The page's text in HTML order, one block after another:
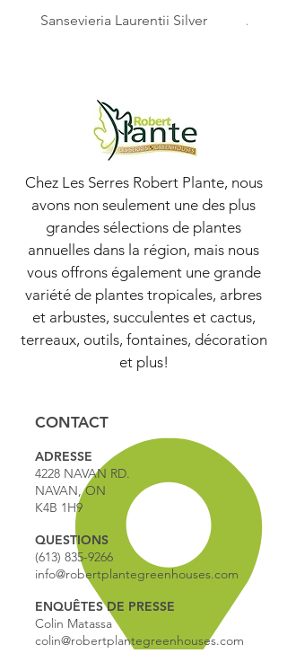
Sansevieria Laurentii Silver
Chez Les Serres Robert Plante, nous
avons non seulement une des plus
grandes sélections de plantes
annuelles dans la région, mais nous
vous offrons également une grande
variété de plantes tropicales, arbres
et arbustes, succulentes et cactus,
terreaux, outils, fontaines, décoration
et plus!
CONTACT
ADRESSE
4228 NAVAN RD.
NAVAN, ON
K4B 1H9
QUESTIONS
(613) 835-9266
info@robertplantegreenhouses.com
ENQUÊTES DE PRESSE
Colin Matassa
colin@robertplantegreenhouses.com